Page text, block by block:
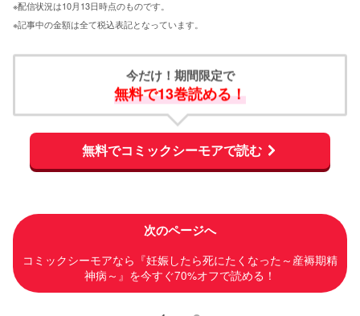
※配信状況は10月13日時点のものです。
※記事中の金額は全て税込表記となっています。
今だけ！期間限定で
無料で13巻読める！
無料でコミックシーモアで読む
次のページへ
コミックシーモアなら『妊娠したら死にたくなった～産褥期精
神病～』を今すぐ70%オフで読める！